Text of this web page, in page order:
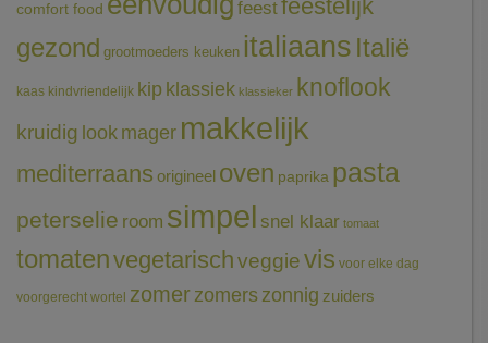
comfort food feestfeestelijk
gezond grootmoeders keuken italiaans Italië
kaas kindvriendelijk kip klassiek klassieker knoflook
kruidig look mager makkelijk
mediterraans origineel oven paprika pasta
peterselie room simpel snel klaar tomaat
tomatenvegetarischveggievis voor elke dag
voorgerecht wortel zomerzomerszonnig zuiders